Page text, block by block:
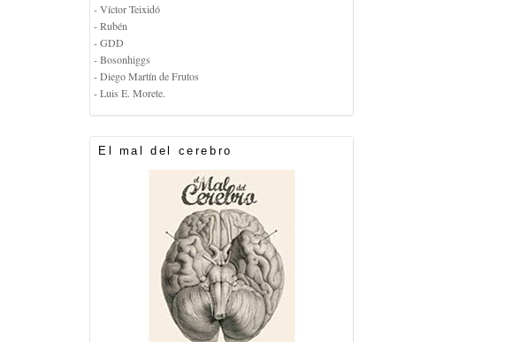
- Víctor Teixidó
- Rubén
- GDD
- Bosonhiggs
- Diego Martín de Frutos
- Luis E. Morete.
El mal del cerebro